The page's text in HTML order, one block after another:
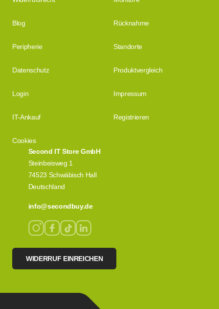
Second IT Store GmbH
Steinbeisweg 1
74523 Schwäbisch Hall
Deutschland
info@secondbuy.de
WIDERRUF EINREICHEN
Blog Rücknahme
Peripherie Standorte
Datenschutz Produktvergleich
Login Impressum
IT-Ankauf Registrieren
Cookies